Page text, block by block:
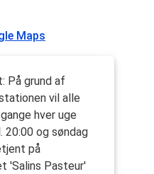
Maps
På grund af
vil alle
hver uge
20:00 og søndag
på
'Salins Pasteur'